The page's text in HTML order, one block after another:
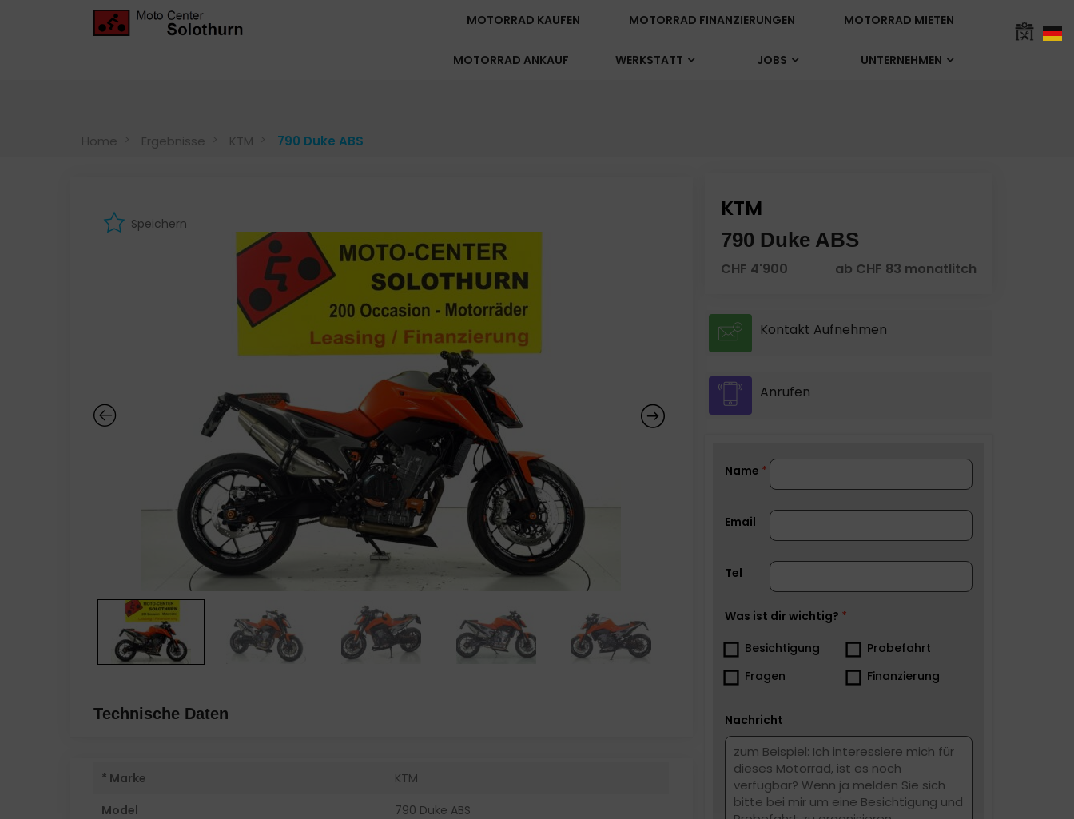
MOTORRAD MIETEN
MOTORRAD FINANZIERUNGEN
MOTORRAD KAUFEN
UNTERNEHMEN
JOBS
WERKSTATT
MOTORRAD ANKAUF
Home Ergebnisse KTM 790 Duke ABS
Speichern
Technische Daten
* Marke
KTM
Model
790 Duke ABS
KTM
790 Duke ABS
CHF 4'900 ab CHF 83 monatlitch
Kontakt Aufnehmen
Anrufen
Name
Email
Tel
Was ist dir wichtig?
Besichtigung
Probefahrt
Fragen
Finanzierung
Nachricht